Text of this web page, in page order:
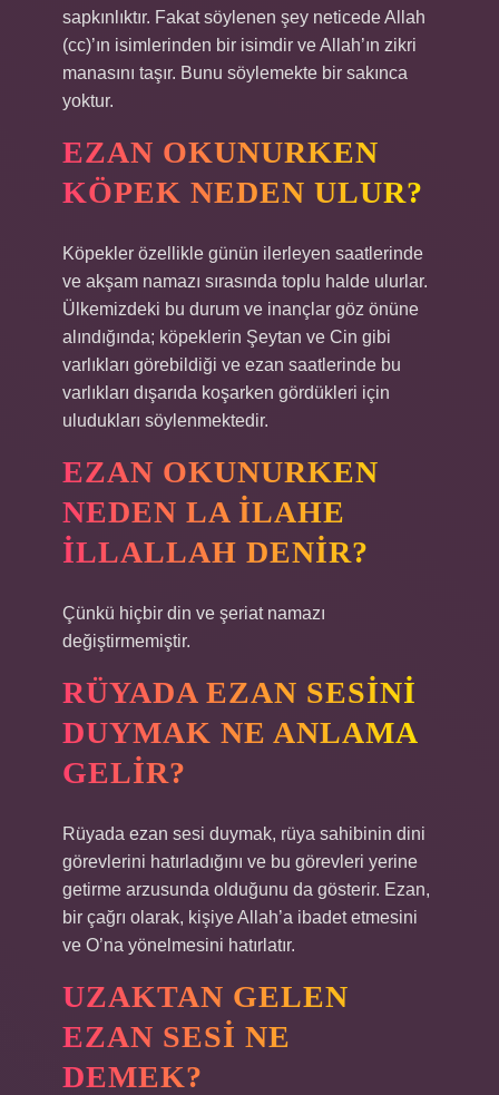
sapkınlıktır. Fakat söylenen şey neticede Allah
(cc)’ın isimlerinden bir isimdir ve Allah’ın zikri
manasını taşır. Bunu söylemekte bir sakınca
yoktur.
EZAN OKUNURKEN
KÖPEK NEDEN ULUR?
Köpekler özellikle günün ilerleyen saatlerinde
ve akşam namazı sırasında toplu halde ulurlar.
Ülkemizdeki bu durum ve inançlar göz önüne
alındığında; köpeklerin Şeytan ve Cin gibi
varlıkları görebildiği ve ezan saatlerinde bu
varlıkları dışarıda koşarken gördükleri için
uludukları söylenmektedir.
EZAN OKUNURKEN
NEDEN LA ILAHE
ILLALLAH DENIR?
Çünkü hiçbir din ve şeriat namazı
değiştirmemiştir.
RÜYADA EZAN SESINI
DUYMAK NE ANLAMA
GELIR?
Rüyada ezan sesi duymak, rüya sahibinin dini
görevlerini hatırladığını ve bu görevleri yerine
getirme arzusunda olduğunu da gösterir. Ezan,
bir çağrı olarak, kişiye Allah’a ibadet etmesini
ve O’na yönelmesini hatırlatır.
UZAKTAN GELEN
EZAN SESI NE
DEMEK?